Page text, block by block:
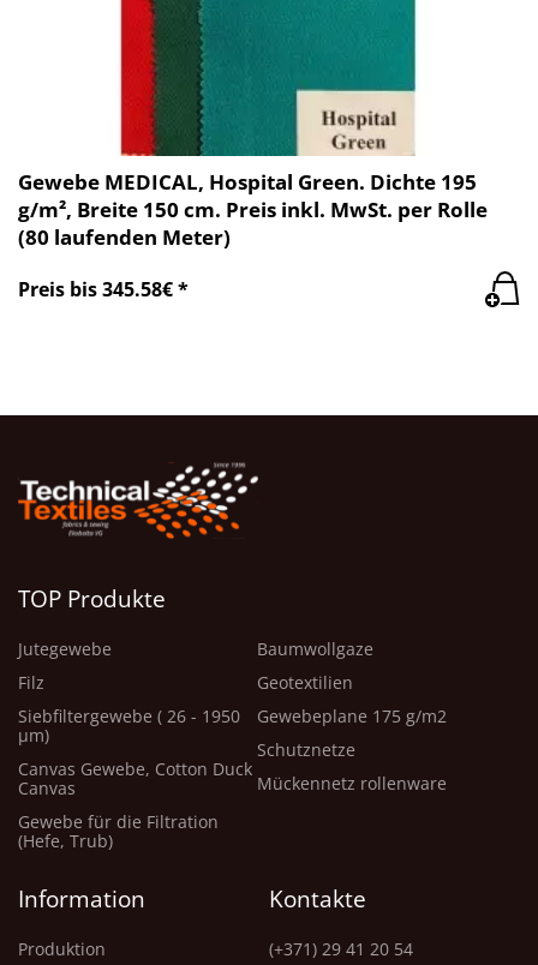
Gewebe MEDICAL, Hospital Green. Dichte 195
g/m², Breite 150 cm. Preis inkl. MwSt. per Rolle
(80 laufenden Meter)
Preis bis 345.58€ *
TOP Produkte
Jutegewebe
Filz
Siebfiltergewebe ( 26 - 1950
μm)
Canvas Gewebe, Cotton Duck
Canvas
Gewebe für die Filtration
(Hefe, Trub)
Baumwollgaze
Geotextilien
Gewebeplane 175 g/m2
Schutznetze
Mückennetz rollenware
Information
Produktion
Kontakte
(+371) 29 41 20 54